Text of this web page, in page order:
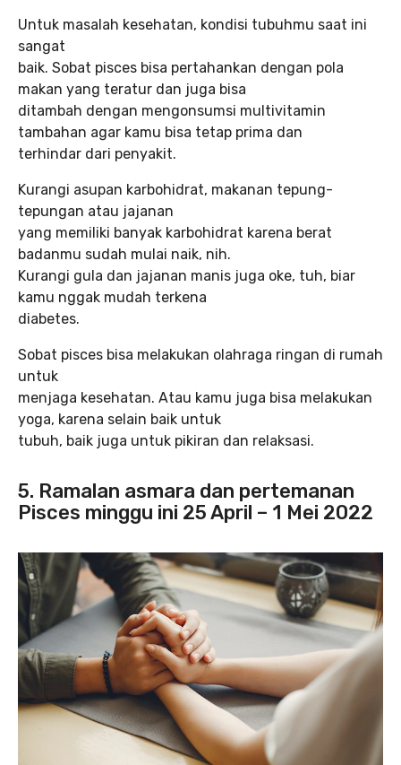
Untuk masalah kesehatan, kondisi tubuhmu saat ini
sangat
baik. Sobat pisces bisa pertahankan dengan pola
makan yang teratur dan juga bisa
ditambah dengan mengonsumsi multivitamin
tambahan agar kamu bisa tetap prima dan
terhindar dari penyakit.
Kurangi asupan karbohidrat, makanan tepung-
tepungan atau jajanan
yang memiliki banyak karbohidrat karena berat
badanmu sudah mulai naik, nih.
Kurangi gula dan jajanan manis juga oke, tuh, biar
kamu nggak mudah terkena
diabetes.
Sobat pisces bisa melakukan olahraga ringan di rumah
untuk
menjaga kesehatan. Atau kamu juga bisa melakukan
yoga, karena selain baik untuk
tubuh, baik juga untuk pikiran dan relaksasi.
5. Ramalan asmara dan pertemanan
Pisces minggu ini 25 April – 1 Mei 2022